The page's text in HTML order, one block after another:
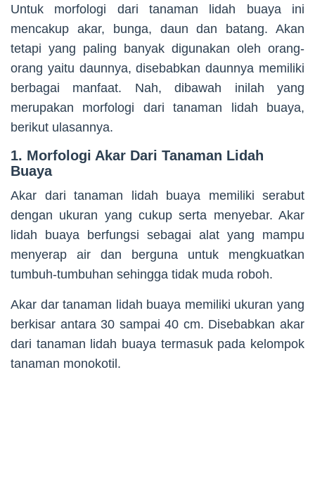
Untuk morfologi dari tanaman lidah buaya ini
mencakup akar, bunga, daun dan batang. Akan
tetapi yang paling banyak digunakan oleh orang-
orang yaitu daunnya, disebabkan daunnya memiliki
berbagai manfaat. Nah, dibawah inilah yang
merupakan morfologi dari tanaman lidah buaya,
berikut ulasannya.
1. Morfologi Akar Dari Tanaman Lidah
Buaya
Akar dari tanaman lidah buaya memiliki serabut
dengan ukuran yang cukup serta menyebar. Akar
lidah buaya berfungsi sebagai alat yang mampu
menyerap air dan berguna untuk mengkuatkan
tumbuh-tumbuhan sehingga tidak muda roboh.
Akar dar tanaman lidah buaya memiliki ukuran yang
berkisar antara 30 sampai 40 cm. Disebabkan akar
dari tanaman lidah buaya termasuk pada kelompok
tanaman monokotil.